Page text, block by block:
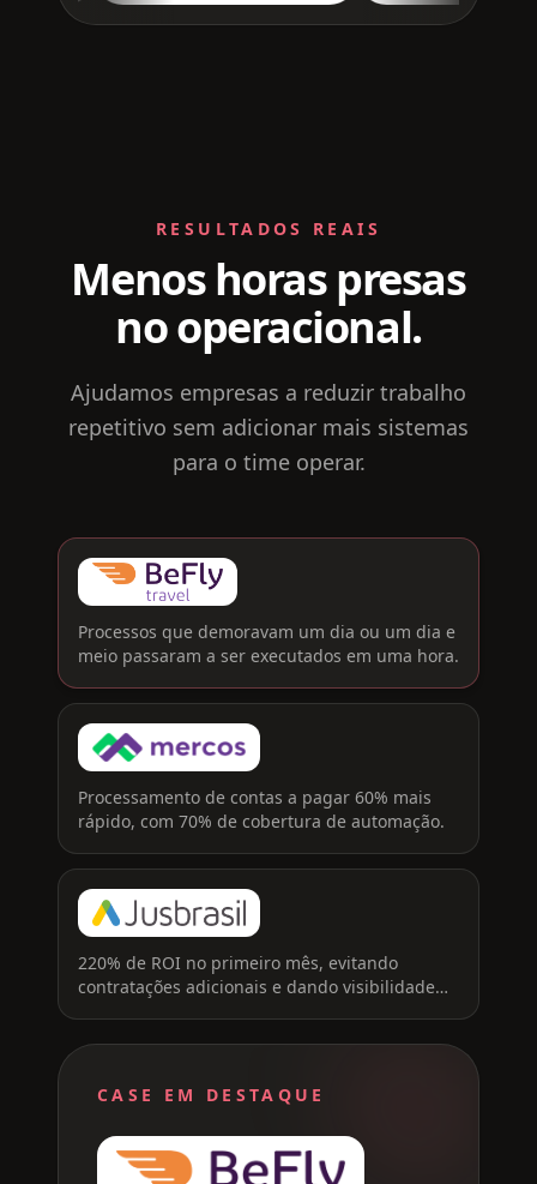
RESULTADOS REAIS
Menos horas presas
no operacional.
Ajudamos empresas a reduzir trabalho
repetitivo sem adicionar mais sistemas
para o time operar.
Processos que demoravam um dia ou um dia e
meio passaram a ser executados em uma hora.
Processamento de contas a pagar 60% mais
rápido, com 70% de cobertura de automação.
220% de ROI no primeiro mês, evitando
contratações adicionais e dando visibilidade
CASE EM DESTAQUE